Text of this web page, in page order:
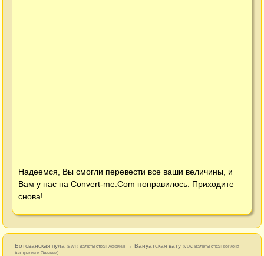
Надеемся, Вы смогли перевести все ваши величины, и
Вам у нас на Convert-me.Com понравилось. Приходите
снова!
Ботсванская пула (BWP, Валюты стран Африки) → Вануатская вату (VUV, Валюты стран региона
Австралии и Океании)